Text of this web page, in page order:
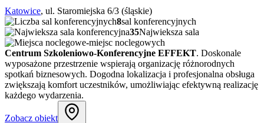
Katowice, ul. Staromiejska 6/3 (śląskie)
8sal konferencyjnych
35Najwieksza sala
-miejsc noclegowych
Centrum Szkoleniowo-Konferencyjne EFFEKT. Doskonale
wyposażone przestrzenie wspierają organizację różnorodnych
spotkań biznesowych. Dogodna lokalizacja i profesjonalna obsługa
zwiększają komfort uczestników, umożliwiając efektywną realizację
każdego wydarzenia.
Zobacz obiekt